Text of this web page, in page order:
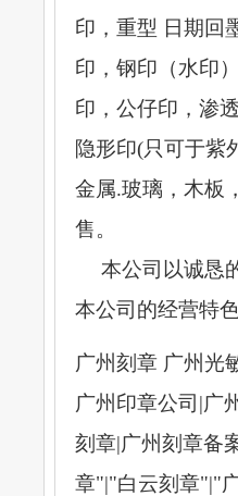
印，重型 日期回
印，钢印（水印
印，公仔印，渗
隐形印(只可于紫
金属.玻璃，木板
售。
本公司以诚恳
本公司的经营特
广州刻章 广州光
广州印章公司 |广
刻章|广州刻章备
章"|"白云刻章"|"